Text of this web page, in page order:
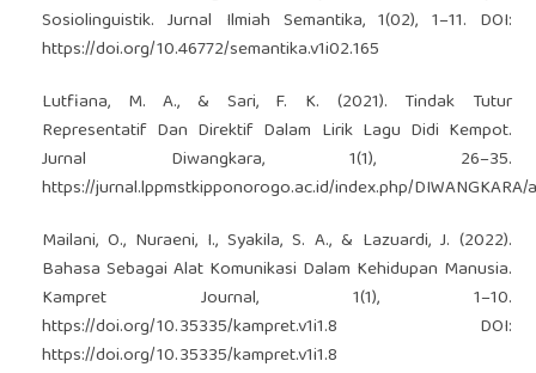
Sosiolinguistik. Jurnal Ilmiah Semantika, 1(02), 1–11. DOI:
https://doi.org/10.46772/semantika.v1i02.165
Lutfiana, M. A., & Sari, F. K. (2021). Tindak Tutur
Representatif Dan Direktif Dalam Lirik Lagu Didi Kempot.
Jurnal Diwangkara, 1(1), 26–35.
https://jurnal.lppmstkipponorogo.ac.id/index.php/
Mailani, O., Nuraeni, I., Syakila, S. A., & Lazuardi, J. (2022).
Bahasa Sebagai Alat Komunikasi Dalam Kehidupan Manusia.
Kampret Journal, 1(1), 1–10.
https://doi.org/10.35335/kampret.v1i1.8 DOI:
https://doi.org/10.35335/kampret.v1i1.8